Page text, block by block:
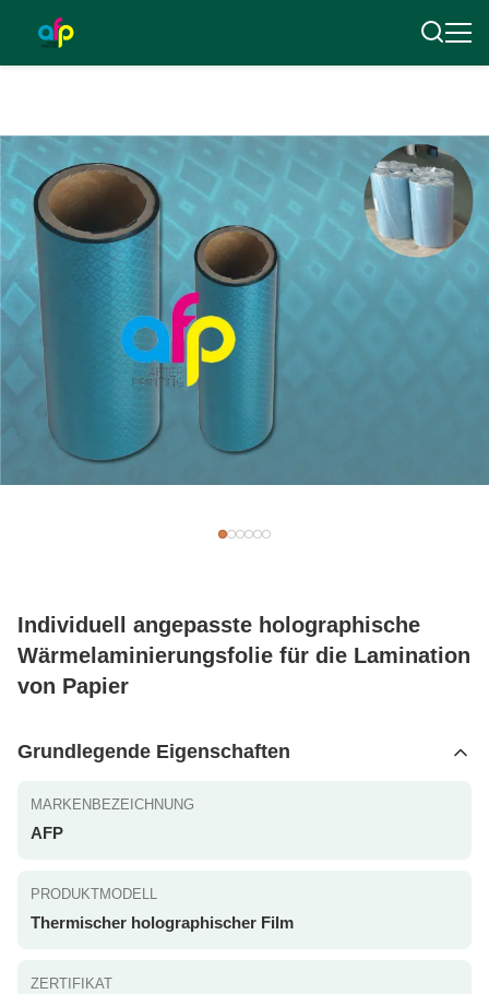
Individuell angepasste holographische
Wärmelaminierungsfolie für die Lamination
von Papier
Grundlegende Eigenschaften
MARKENBEZEICHNUNG
AFP
PRODUKTMODELL
Thermischer holographischer Film
ZERTIFIKAT